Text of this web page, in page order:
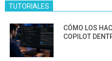
TUTORIALES
CÓMO LOS
COPILOT